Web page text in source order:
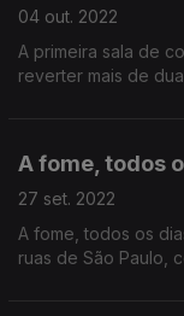
04 out. 2022
A primeira sala de
reverter mais de
A fome, todos
27 set. 2022
A fome, todos os
ruas de São Paulo,